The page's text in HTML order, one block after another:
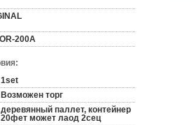
200A
1set
Возможен торг
деревянный паллет, контейнер
20фет может лаод 2сец